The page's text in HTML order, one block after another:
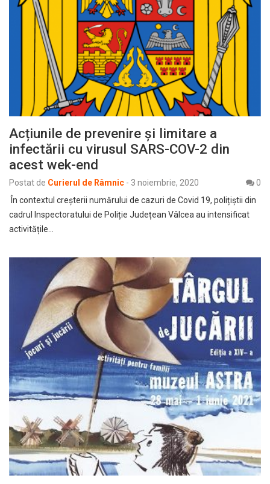
Acțiunile de prevenire și limitare a
infectării cu virusul SARS-COV-2 din
acest wek-end
Postat de Curierul de Râmnic - 3 noiembrie, 2020
0
În contextul creșterii numărului de cazuri de Covid 19, polițiștii din
cadrul Inspectoratului de Poliție Județean Vâlcea au intensificat
activitățile…